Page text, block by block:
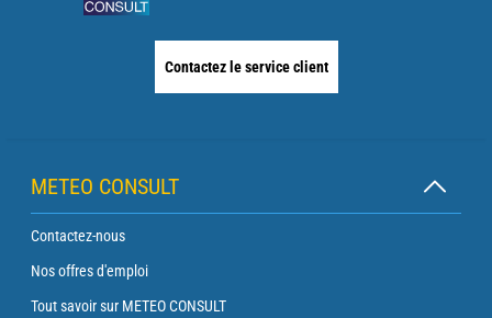
Contactez le service client
METEO CONSULT
Contactez-nous
Nos offres d'emploi
Tout savoir sur METEO CONSULT